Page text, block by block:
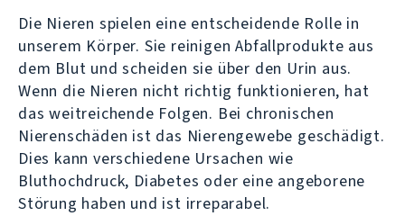
Die Nieren spielen eine entscheidende Rolle in
unserem Körper. Sie reinigen Abfallprodukte aus
dem Blut und scheiden sie über den Urin aus.
Wenn die Nieren nicht richtig funktionieren, hat
das weitreichende Folgen. Bei chronischen
Nierenschäden ist das Nierengewebe geschädigt.
Dies kann verschiedene Ursachen wie
Bluthochdruck, Diabetes oder eine angeborene
Störung haben und ist irreparabel.